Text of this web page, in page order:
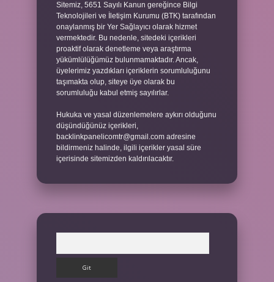
Sitemiz, 5651 Sayılı Kanun gereğince Bilgi
Teknolojileri ve İletişim Kurumu (BTK) tarafından
onaylanmış bir Yer Sağlayıcı olarak hizmet
vermektedir. Bu nedenle, sitedeki içerikleri
proaktif olarak denetleme veya araştırma
yükümlülüğümüz bulunmamaktadır. Ancak,
üyelerimiz yazdıkları içeriklerin sorumluluğunu
taşımakta olup, siteye üye olarak bu
sorumluluğu kabul etmiş sayılırlar.
Hukuka ve yasal düzenlemelere aykırı olduğunu
düşündüğünüz içerikleri,
backlinkpanelicomtr@gmail.com adresine
bildirmeniz halinde, ilgili içerikler yasal süre
içerisinde sitemizden kaldırılacaktır.